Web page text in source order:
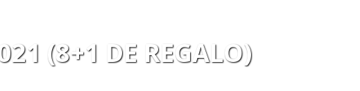
(8+1 DE REGALO)